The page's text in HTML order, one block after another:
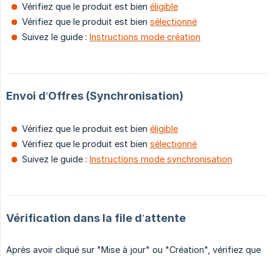
Vérifiez que le produit est bien éligible
Vérifiez que le produit est bien sélectionné
Suivez le guide : Instructions mode création
Envoi d’Offres (Synchronisation)
Vérifiez que le produit est bien éligible
Vérifiez que le produit est bien sélectionné
Suivez le guide : Instructions mode synchronisation
Vérification dans la file d’attente
Après avoir cliqué sur "Mise à jour" ou "Création", vérifiez que